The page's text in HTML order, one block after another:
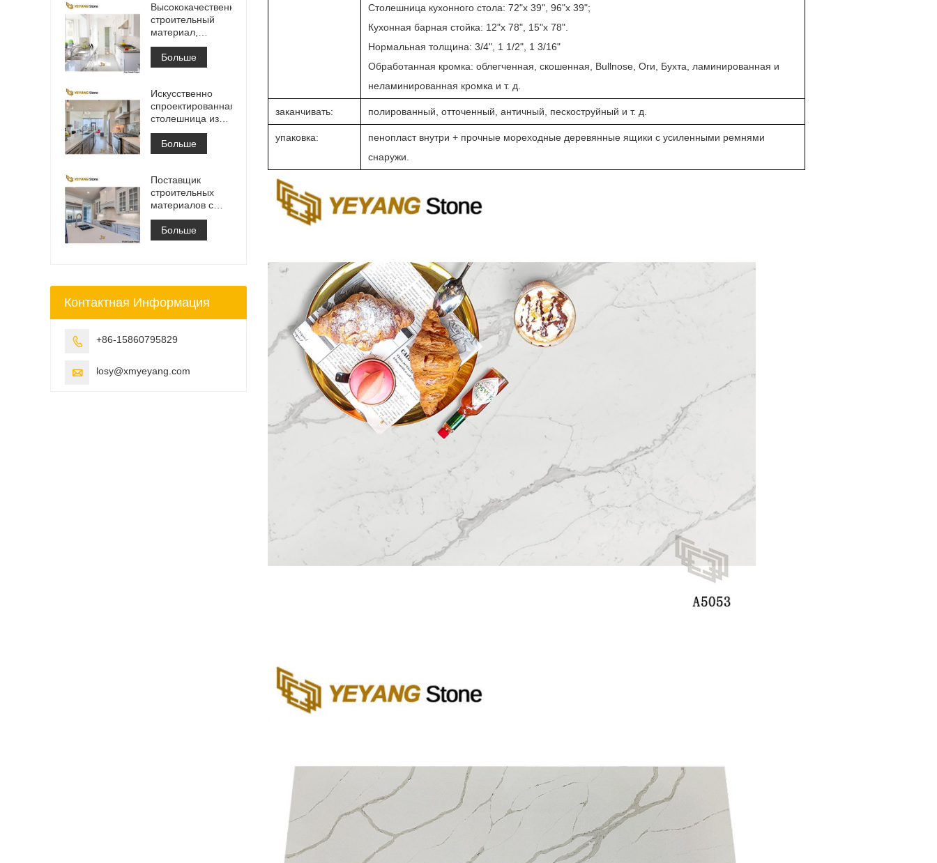
Столешница кухонного стола: 72"х 39", 96"х 39";
Кухонная барная стойка: 12"х 78", 15"х 78".
Нормальная толщина: 3/4", 1 1/2", 1 3/16"
Обработанная кромка: облегченная, скошенная, Bullnose, Оги, Бухта, ламинированная и
неламинированная кромка и т. д.
заканчивать: полированный, отточенный, античный, пескоструйный и т. д.
упаковка:
пенопласт внутри + прочные мореходные деревянные ящики с усиленными ремнями
снаружи.
PQ005
Высококачественный
строительный
материал,
каменная
напольная
плитка, светло-
проекты
Больше
Искусственно
спроектированная
столешница из
белого
кварцевого камня
Калакатта,
туалетного
столика и
рабочая плита
Больше
Поставщик
строительных
материалов с
твердой
поверхностью из
искусственного
Больше
Контактная Информация
 +86-15860795829
 losy@xmyeyang.com